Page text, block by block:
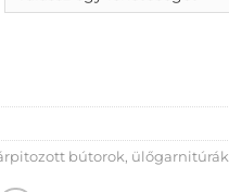
bútorok, ülőgarnitúrák